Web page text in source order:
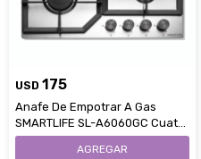
USD 175
Anafe De Empotrar A Gas
SMARTLIFE SL-A6060GC Cuatro
Hornallas